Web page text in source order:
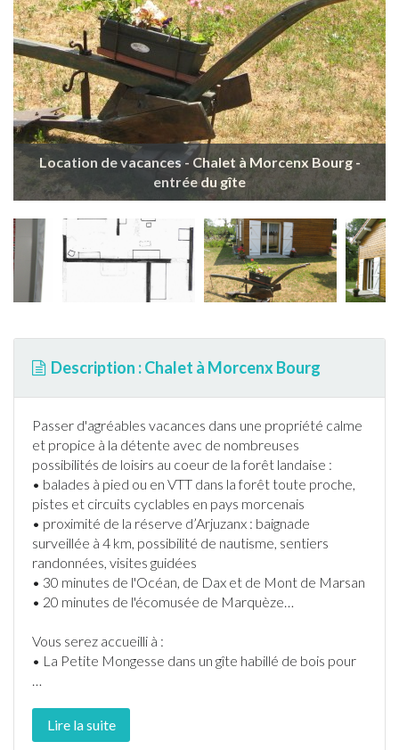
Location de vacances - Chalet à Morcenx Bourg -
entrée du gîte
Description : Chalet à Morcenx Bourg
Passer d'agréables vacances dans une propriété calme
et propice à la détente avec de nombreuses
possibilités de loisirs au coeur de la forêt landaise :
• balades à pied ou en VTT dans la forêt toute proche,
pistes et circuits cyclables en pays morcenais
• proximité de la réserve d’Arjuzanx : baignade
surveillée à 4 km, possibilité de nautisme, sentiers
randonnées, visites guidées
• 30 minutes de l'Océan, de Dax et de Mont de Marsan
• 20 minutes de l'écomusée de Marquèze…
Vous serez accueilli à :
• La Petite Mongesse dans un gîte habillé de bois pour
…
Lire la suite